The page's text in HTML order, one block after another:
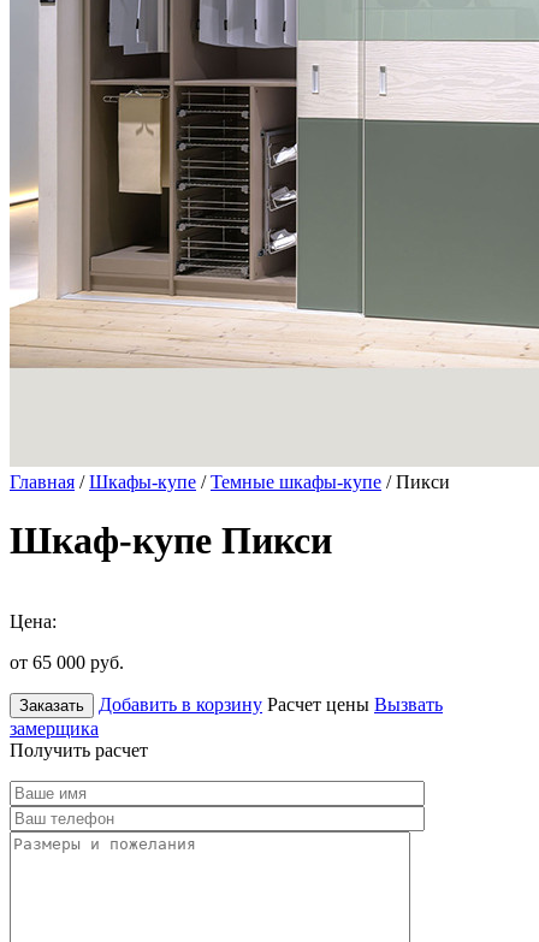
Главная /Шкафы-купе /Темные шкафы-купе / Пикси
Шкаф-купе Пикси
Цена:
от 65 000 руб.
Заказать Добавить в корзину Расчет цены Вызвать
замерщика
Получить расчет